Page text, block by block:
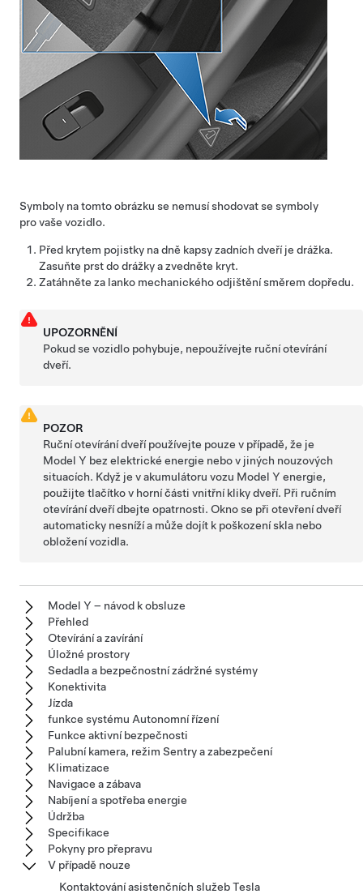
Symboly na tomto obrázku se nemusí shodovat se symboly
pro vaše vozidlo.
Před krytem pojistky na dně kapsy zadních dveří je drážka.
Zasuňte prst do drážky a zvedněte kryt.
Zatáhněte za lanko mechanického odjištění směrem dopředu.
UPOZORNĚNÍ
Pokud se vozidlo pohybuje, nepoužívejte ruční otevírání
dveří.
POZOR
Ruční otevírání dveří používejte pouze v případě, že je
Model Y bez elektrické energie nebo v jiných nouzových
situacích. Když je v akumulátoru vozu Model Y energie,
použijte tlačítko v horní části vnitřní kliky dveří. Při ručním
otevírání dveří dbejte opatrnosti. Okno se při otevření dveří
automaticky nesníží a může dojít k poškození skla nebo
obložení vozidla.
Model Y – návod k obsluze
Přehled
Otevírání a zavírání
Úložné prostory
Sedadla a bezpečnostní zádržné systémy
Konektivita
Jízda
funkce systému Autonomní řízení
Funkce aktivní bezpečnosti
Palubní kamera, režim Sentry a zabezpečení
Klimatizace
Navigace a zábava
Nabíjení a spotřeba energie
Údržba
Specifikace
Pokyny pro přepravu
V případě nouze
Kontaktování asistenčních služeb Tesla